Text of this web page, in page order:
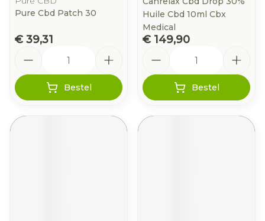
Pure Cbd Patch 30
€ 39,31
Bestel
Huile Cbd 10ml Cbx
Medical
€ 149,90
Bestel